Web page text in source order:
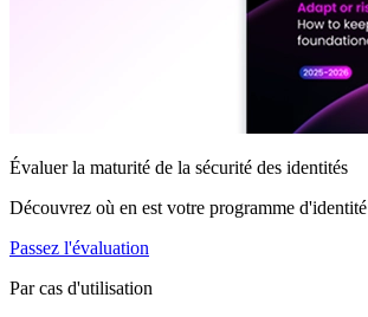
Évaluer la maturité de la sécurité des identités
Découvrez où en est votre programme d'identité
Passez l'évaluation
Par cas d'utilisation